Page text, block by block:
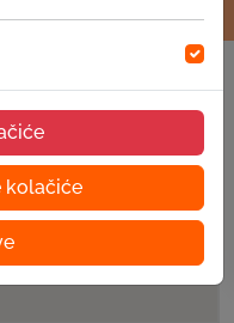
kolačiće